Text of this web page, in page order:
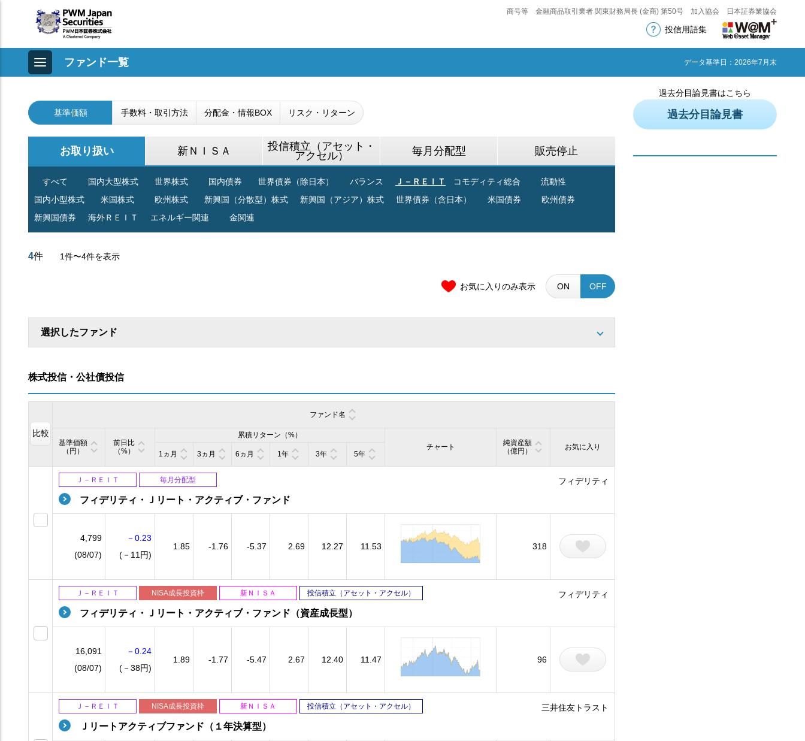
商号等 金融商品取引業者 関東財務局長 (金商) 第50号 加入協会 日本証券業協会
投信用語集
ファンド一覧 データ基準日：2026年7月末
基準価額 手数料・取引方法 分配金・情報BOX リスク・リターン
お取り扱い 新ＮＩＳＡ
投信積立（アセット・
アクセル）
毎月分配型 販売停止
すべて 国内大型株式 世界株式 国内債券 世界債券（除日本） バランス Ｊ－ＲＥＩＴ コモディティ総合
流動性
国内小型株式
米国株式 欧州株式 新興国（分散型）株式 新興国（アジア）株式 世界債券（含日本） 米国債券
欧州債券
新興国債券
海外ＲＥＩＴ エネルギー関連 金関連
4件 1件〜4件を表示
お気に入りのみ表示 ON OFF
選択したファンド
株式投信・公社債投信
比較
ファンド名
基準価額
（円）
前日比
（%）
累積リターン（%）
チャート
純資産額
（億円）
お気に入り
1ヵ月
3ヵ月 6ヵ月 1年 3年 5年
Ｊ－ＲＥＩＴ 毎月分配型 フィデリティ
フィデリティ・Ｊリート・アクティブ・ファンド
4,799
(08/07)
－0.23
(－11円)
1.85 -1.76 -5.37 2.69 12.27 11.53 318
Ｊ－ＲＥＩＴ NISA成長投資枠 新ＮＩＳＡ 投信積立（アセット・アクセル） フィデリティ
フィデリティ・Ｊリート・アクティブ・ファンド（資産成長型）
16,091
(08/07)
－0.24
(－38円)
1.89 -1.77 -5.47 2.67 12.40 11.47 96
Ｊ－ＲＥＩＴ NISA成長投資枠 新ＮＩＳＡ 投信積立（アセット・アクセル） 三井住友トラスト
Ｊリートアクティブファンド（１年決算型）
過去分目論見書はこちら
過去分目論見書